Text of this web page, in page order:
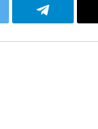
Telegram